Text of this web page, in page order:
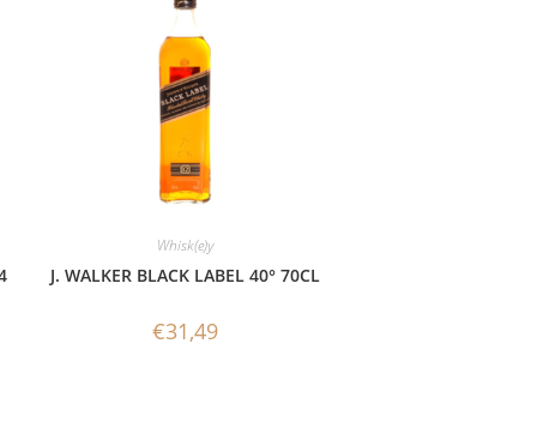
Whisk(e)y
J. WALKER BLACK LABEL 40° 70CL
€31,49